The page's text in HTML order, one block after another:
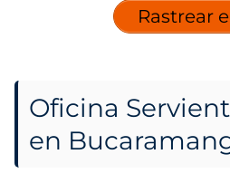
Rastrear
Oficina
en